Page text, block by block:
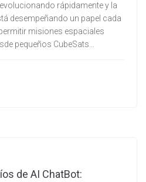
rápidamente y la
desempeñando un papel cada
misiones espaciales
pequeños CubeSats…
de AI ChatBot: